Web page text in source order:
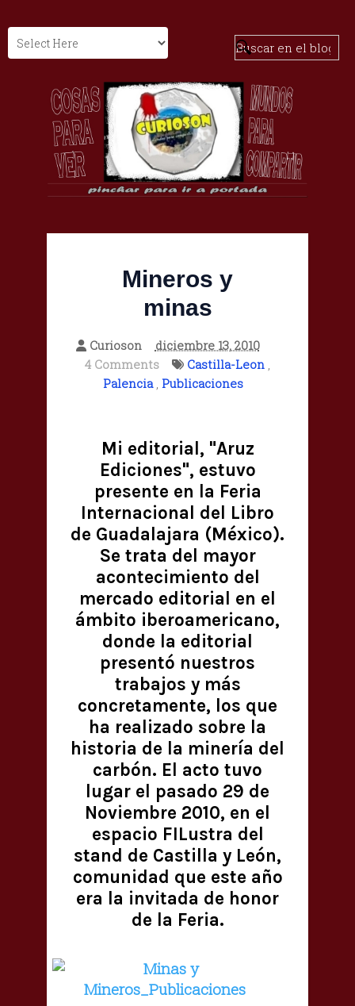
Mineros y
minas
Curioson
diciembre 13, 2010
4 Comments
Castilla-Leon ,
Palencia, Publicaciones
Mi editorial, "Aruz
Ediciones", estuvo
presente en la Feria
Internacional del Libro
de Guadalajara (México).
Se trata del mayor
acontecimiento del
mercado editorial en el
ámbito iberoamericano,
donde la editorial
presentó nuestros
trabajos y más
concretamente, los que
ha realizado sobre la
historia de la minería del
carbón. El acto tuvo
lugar el pasado 29 de
Noviembre 2010, en el
espacio FILustra del
stand de Castilla y León,
comunidad que este año
era la invitada de honor
de la Feria.